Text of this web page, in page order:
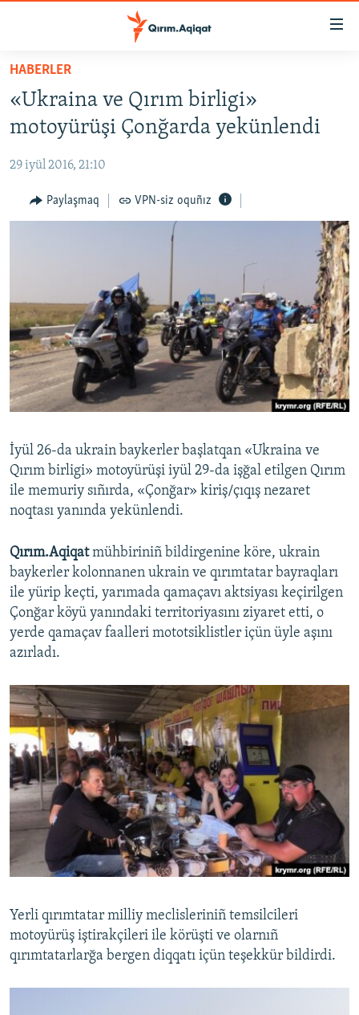
Esas
qaytmaq
Baş
navigatsiyağa
qaytmaq
qaytmaq
HABERLER
İQTİSADİYAT
CEMİYET
MEDENİYET
BLOGLAR
FİKİR
Русский
Українською
QOŞULIÑIZ!
HABERLER
«Ukraina ve Qırım birligi»
motoyürüşi Çonğarda yekünlendi
29 iyül 2016, 21:10
Paylaşmaq VPN-siz oquñız
İyül 26-da ukrain baykerler başlatqan «Ukraina ve
Qırım birligi» motoyürüşi iyül 29-da işğal etilgen Qırım
ile memuriy sıñırda, «Çonğar» kiriş/çıqış nezaret
noqtası yanında yekünlendi.
Qırım.Aqiqatmühbiriniñ bildirgenine köre, ukrain
baykerler kolonnanen ukrain ve qırımtatar bayraqları
ile yürip keçti, yarımada qamaçavı aktsiyası keçirilgen
Çonğar köyü yanındaki territoriyasını ziyaret etti, o
yerde qamaçav faalleri mototsiklistler içün üyle aşını
azırladı.
Yerli qırımtatar milliy meclisleriniñ temsilcileri
motoyürüş iştirakçileri ile körüşti ve olarnıñ
qırımtatarlarğa bergen diqqatı içün teşekkür bildirdi.